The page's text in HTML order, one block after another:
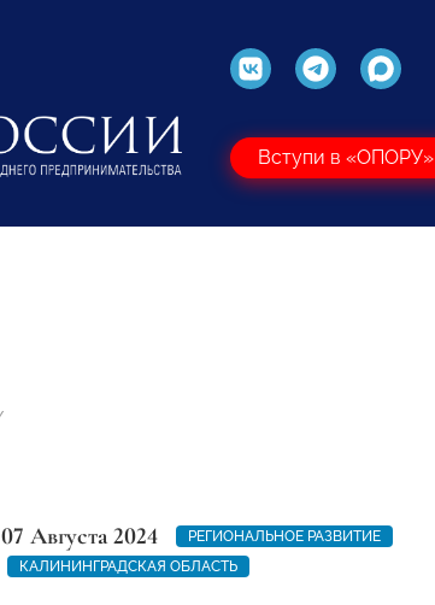
Вступи в «ОПОРУ»
07 Августа 2024
РЕГИОНАЛЬНОЕ РАЗВИТИЕ
КАЛИНИНГРАДСКАЯ ОБЛАСТЬ